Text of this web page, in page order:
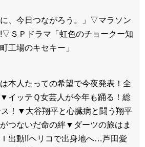
、今日つながろう。」▽マラソン
ＳＰドラマ「虹色のチョークー知
工場のキセキー」
本人たっての希望で今夜発表！全
イッテＱ女芸人が今年も踊る！総
！▼大谷翔平と心臓病と闘う翔平
つないだ命の絆▼ダーツの旅はま
出動!!ヘリコで出身地へ…芦田愛